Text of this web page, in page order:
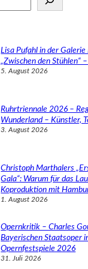
Lisa Pufahl in der
„Zwischen den Stühlen“
5. August 2026
Ruhrtriennale 2026 –
Wunderland – Künstler,
3. August 2026
Christoph Marthalers
Gala“: Warum für das
Koproduktion mit
1. August 2026
Opernkritik – Charles
Bayerischen Staatsoper
Opernfestspiele 2026
31. Juli 2026